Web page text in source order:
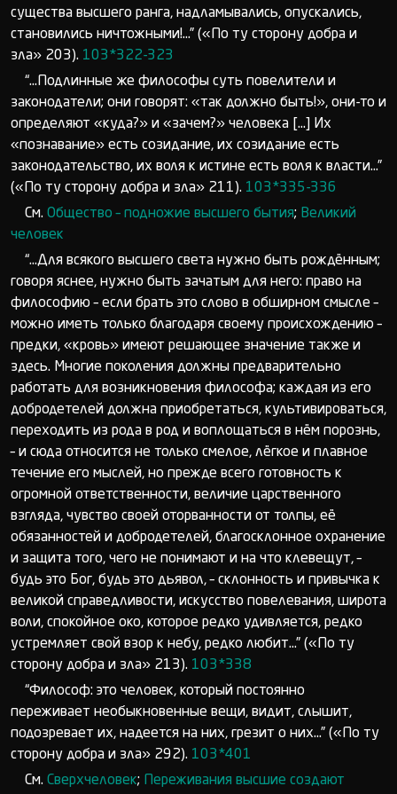
существа высшего ранга, надламывались, опускались,
становились ничтожными!...” («По ту сторону добра и
зла» 203). 103*322-323
“...Подлинные же философы суть повелители и
законодатели; они говорят: «так должно быть!», они-то и
определяют «куда?» и «зачем?» человека [...] Их
«познавание» есть созидание, их созидание есть
законодательство, их воля к истине есть воля к власти...”
(«По ту сторону добра и зла» 211). 103*335-336
См. Общество – подножие высшего бытия; Великий
человек
“...Для всякого высшего света нужно быть рождённым;
говоря яснее, нужно быть зачатым для него: право на
философию – если брать это слово в обширном смысле –
можно иметь только благодаря своему происхождению –
предки, «кровь» имеют решающее значение также и
здесь. Многие поколения должны предварительно
работать для возникновения философа; каждая из его
добродетелей должна приобретаться, культивироваться,
переходить из рода в род и воплощаться в нём порознь,
– и сюда относится не только смелое, лёгкое и плавное
течение его мыслей, но прежде всего готовность к
огромной ответственности, величие царственного
взгляда, чувство своей оторванности от толпы, её
обязанностей и добродетелей, благосклонное охранение
и защита того, чего не понимают и на что клевещут, –
будь это Бог, будь это дьявол, – склонность и привычка к
великой справедливости, искусство повелевания, широта
воли, спокойное око, которое редко удивляется, редко
устремляет свой взор к небу, редко любит...” («По ту
сторону добра и зла» 213). 103*338
“Философ: это человек, который постоянно
переживает необыкновенные вещи, видит, слышит,
подозревает их, надеется на них, грезит о них...” («По ту
сторону добра и зла» 292). 103*401
См. Сверхчеловек;
Переживания высшие создают